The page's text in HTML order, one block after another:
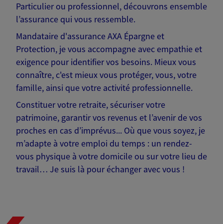
Particulier ou professionnel, découvrons ensemble
l’assurance qui vous ressemble.
Mandataire d'assurance AXA Épargne et
Protection, je vous accompagne avec empathie et
exigence pour identifier vos besoins. Mieux vous
connaître, c'est mieux vous protéger, vous, votre
famille, ainsi que votre activité professionnelle.
Constituer votre retraite, sécuriser votre
patrimoine, garantir vos revenus et l’avenir de vos
proches en cas d’imprévus... Où que vous soyez, je
m’adapte à votre emploi du temps : un rendez-
vous physique à votre domicile ou sur votre lieu de
travail… Je suis là pour échanger avec vous !